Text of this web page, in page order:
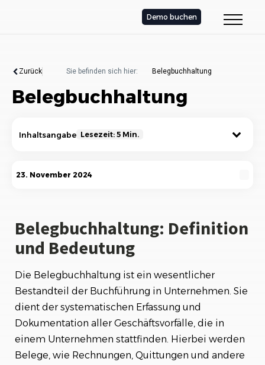
Demo buchen
Zurück Sie befinden sich hier: Belegbuchhaltung
Belegbuchhaltung
Inhaltsangabe Lesezeit: 5 Min.
Belegbuchhaltung: Definition und Bedeutung
Die verschiedenen Arten von Belegen
Die Bedeutung der Belegaufbewahrung
Die Vorteile einer ordnungsgemäßen
Belegbuchhaltung
Fazit
23. November 2024
Belegbuchhaltung: Definition
und Bedeutung
Die Belegbuchhaltung ist ein wesentlicher
Bestandteil der Buchführung in Unternehmen. Sie
dient der systematischen Erfassung und
Dokumentation aller Geschäftsvorfälle, die in
einem Unternehmen stattfinden. Hierbei werden
Belege, wie Rechnungen, Quittungen und andere